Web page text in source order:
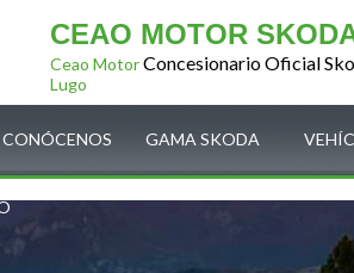
CEAO MOTOR
Ceao MotorConcesionario Oficial
Lugo
CONÓCENOS GAMA SKODA